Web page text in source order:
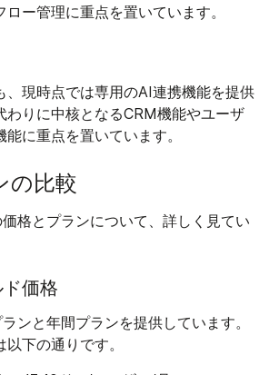
ー管理に重点を置いています。
現時点では専用のAI連携機能を提供
わりに中核となるCRM機能やユーザ
に重点を置いています。
の比較
格とプランについて、詳しく見てい
価格
ンと年間プランを提供しています。
下の通りです。